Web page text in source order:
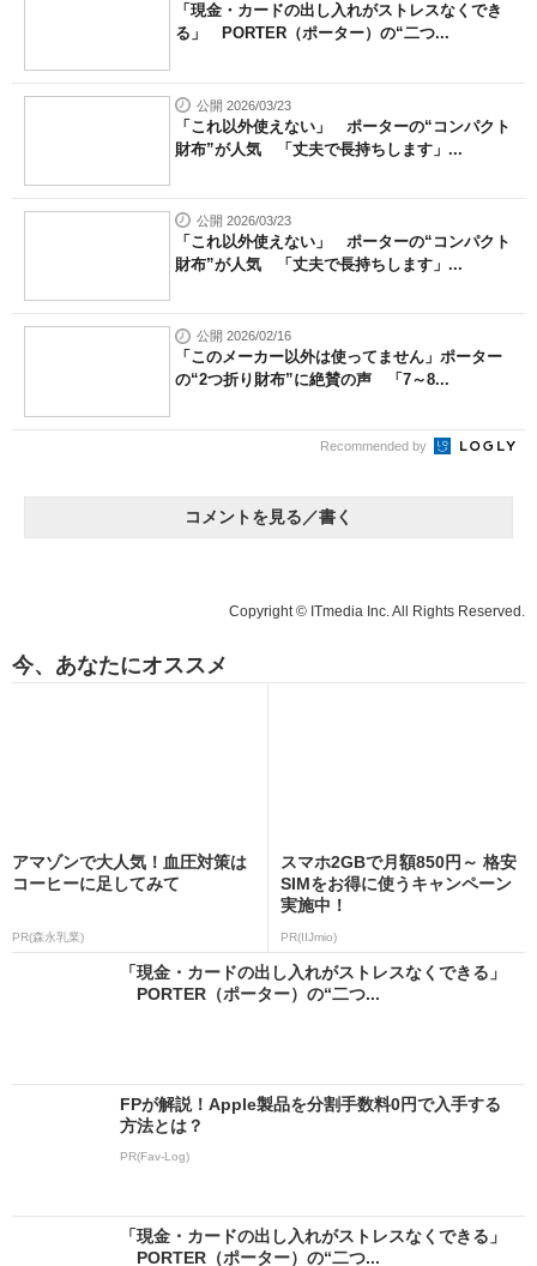
「現金・カードの出し入れがストレスなくでき
る」 PORTER（ポーター）の“二つ...
公開 2026/03/23
「これ以外使えない」 ポーターの“コンパクト
財布”が人気 「丈夫で長持ちします」...
公開 2026/03/23
「これ以外使えない」 ポーターの“コンパクト
財布”が人気 「丈夫で長持ちします」...
公開 2026/02/16
「このメーカー以外は使ってません」ポーター
の“2つ折り財布”に絶賛の声 「7～8...
Recommended by
コメントを見る／書く
Copyright © ITmedia Inc. All Rights Reserved.
今、あなたにオススメ
アマゾンで大人気！血圧対策は
コーヒーに足してみて
PR(森永乳業)
スマホ2GBで月額850円～ 格安
SIMをお得に使うキャンペーン
実施中！
PR(IIJmio)
「現金・カードの出し入れがストレスなくできる」
PORTER（ポーター）の“二つ...
FPが解説！Apple製品を分割手数料0円で入手する
方法とは？
PR(Fav-Log)
「現金・カードの出し入れがストレスなくできる」
PORTER（ポーター）の“二つ...